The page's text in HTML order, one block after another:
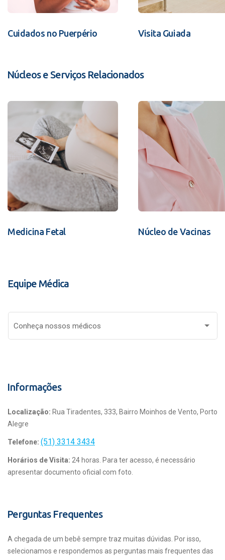
Cuidados no Puerpério Visita Guiada
Núcleos e Serviços Relacionados
Medicina Fetal Núcleo de Vacinas
Equipe Médica
Conheça nossos médicos
Informações
Localização: Rua Tiradentes, 333, Bairro Moinhos de Vento, Porto
Alegre
Telefone: (51) 3314 3434
Horários de Visita: 24 horas. Para ter acesso, é necessário
apresentar documento oficial com foto.
Perguntas Frequentes
A chegada de um bebê sempre traz muitas dúvidas. Por isso,
selecionamos e respondemos as perguntas mais frequentes das